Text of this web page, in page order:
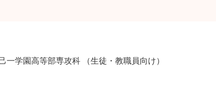
一学園高等部専攻科 （生徒・教職員向け）